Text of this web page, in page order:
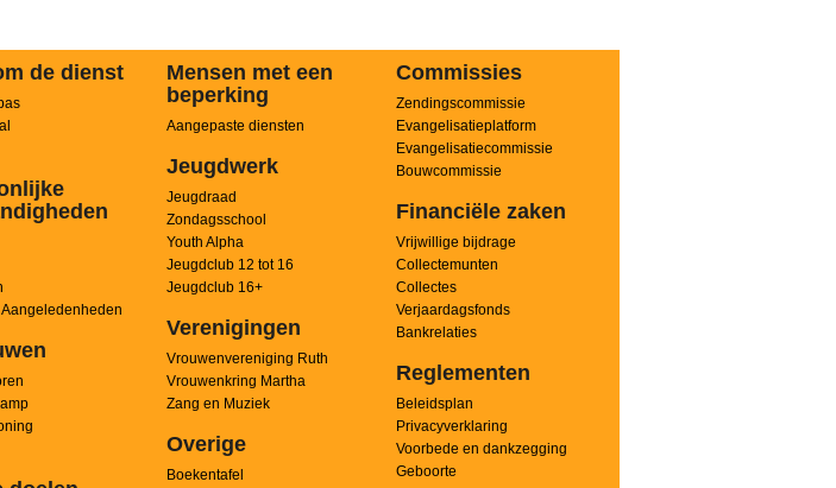
de dienst
Aangeledenheden
Mensen met een
beperking
Aangepaste diensten
Jeugdwerk
Jeugdraad
Zondagsschool
Youth Alpha
Jeugdclub 12 tot 16
Jeugdclub 16+
Verenigingen
Vrouwenvereniging Ruth
Vrouwenkring Martha
Zang en Muziek
Overige
Boekentafel
Commissies
Zendingscommissie
Evangelisatieplatform
Evangelisatiecommissie
Bouwcommissie
Financiële zaken
Vrijwillige bijdrage
Collectemunten
Collectes
Verjaardagsfonds
Bankrelaties
Reglementen
Beleidsplan
Privacyverklaring
Voorbede en dankzegging
Geboorte